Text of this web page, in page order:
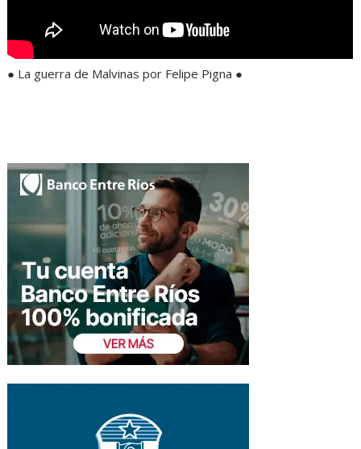
● La guerra de Malvinas por Felipe Pigna ●